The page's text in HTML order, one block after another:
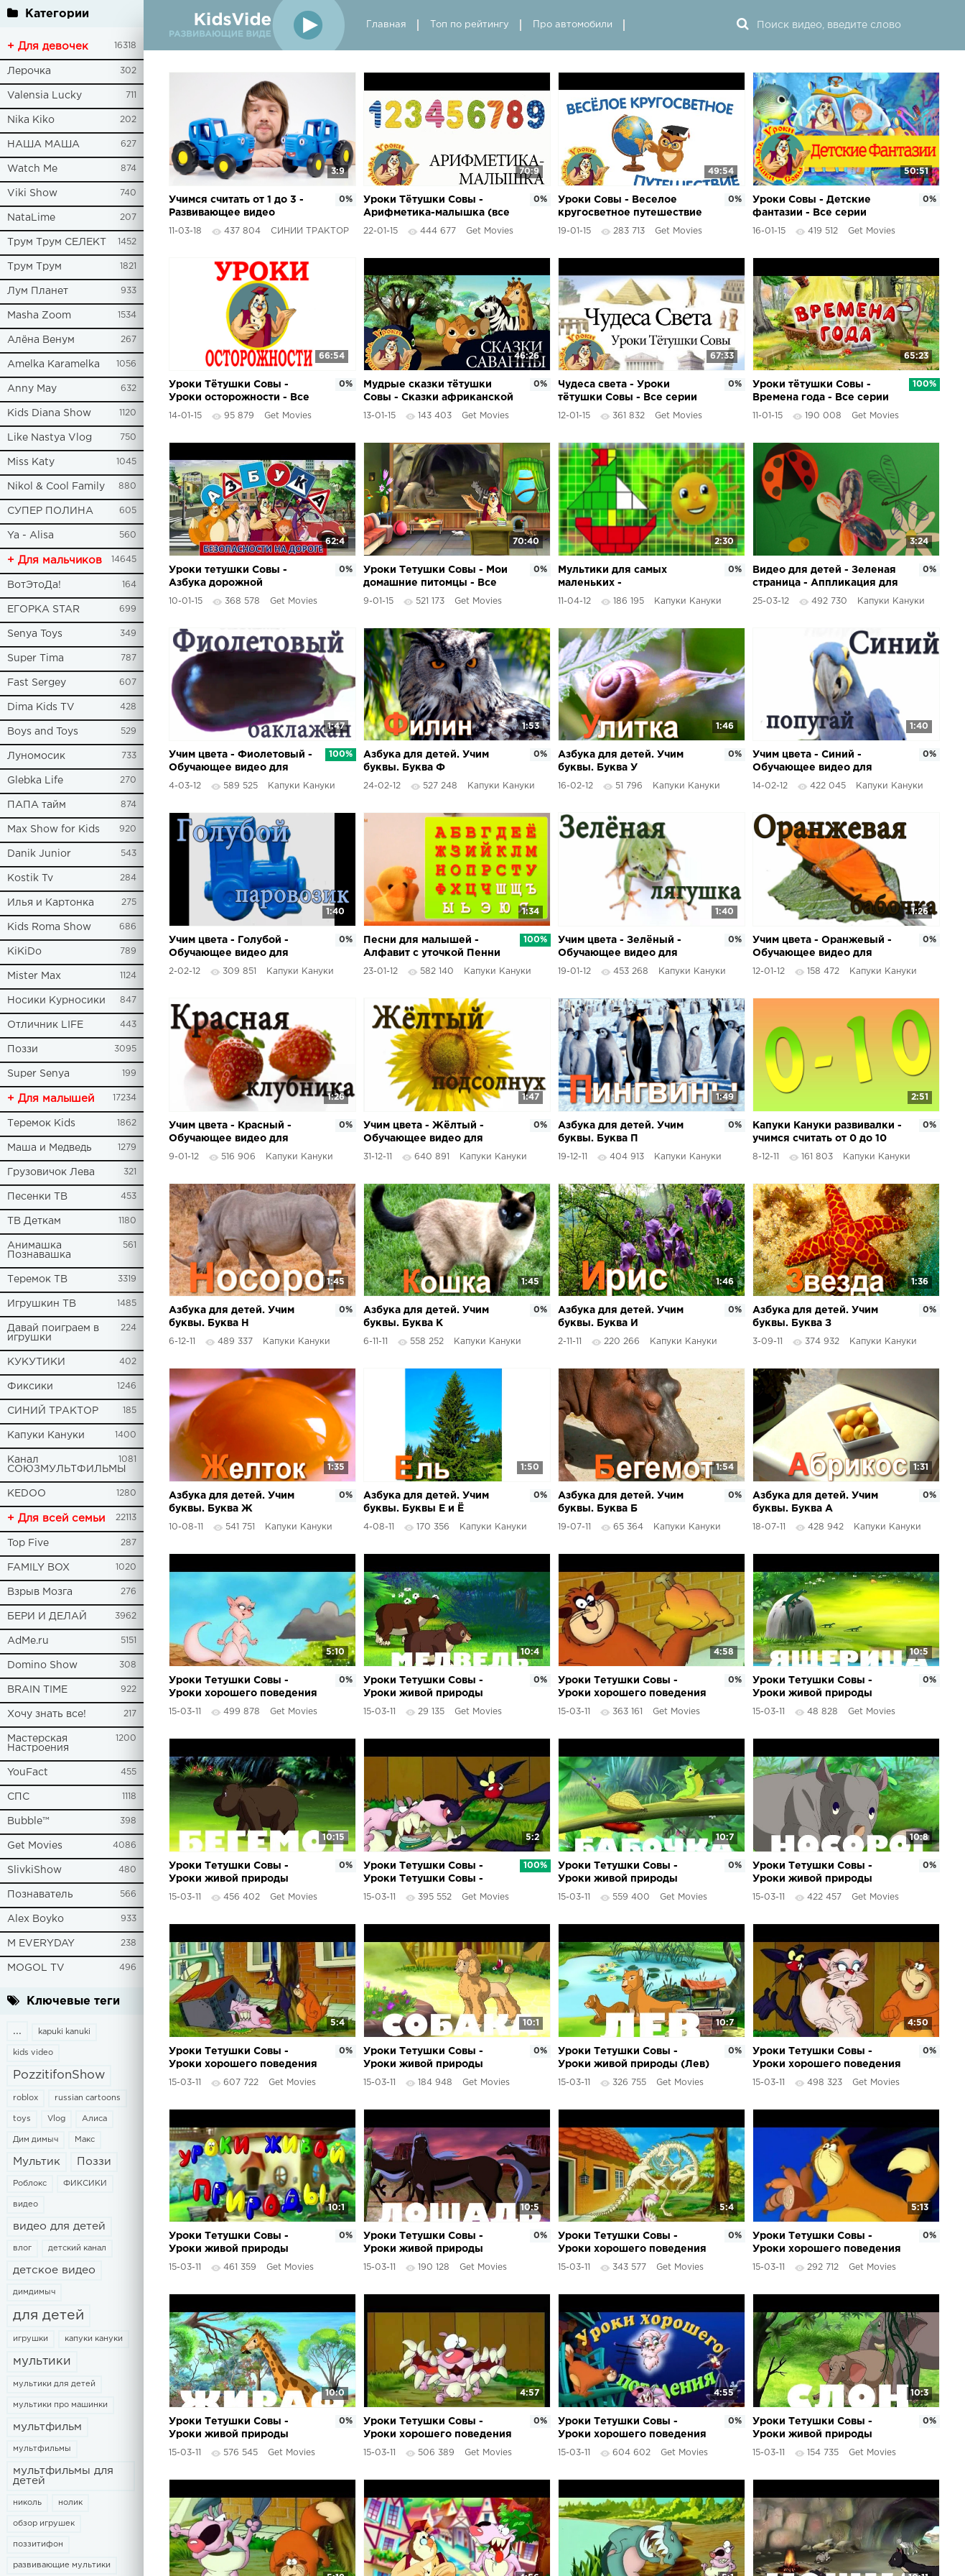
Категории
+ Для девочек 16318
Лерочка 302
Valensia Lucky 711
Nika Kiko 202
НАША МАША 627
Watch Me 874
Viki Show 740
NataLime 207
Трум Трум СЕЛЕКТ 1452
Трум Трум 1821
Лум Планет 933
Masha Zoom 1534
Алёна Венум 267
Amelka Karamelka 1056
Anny May 632
Kids Diana Show 1120
Like Nastya Vlog 750
Miss Katy 1045
Nikol & Cool Family 880
СУПЕР ПОЛИНА 605
Ya - Alisa 560
+ Для мальчиков 14645
ВотЭтоДа! 164
ЕГОРКА STAR 699
Senya Toys 349
Super Tima 787
Fast Sergey 607
Dima Kids TV 428
Boys and Toys 529
Луномосик 733
Glebka Life 270
ПАПА тайм 874
Max Show for Kids 920
Danik Junior 543
Kostik Tv 284
Илья и Картонка 275
Kids Roma Show 686
KiKiDo 789
Mister Max 1124
Носики Курносики 847
Отличник LIFE 443
Поззи 3095
Super Senya 199
+ Для малышей 17234
Теремок Kids 1862
Маша и Медведь 1279
Грузовичок Лева 321
Песенки ТВ 453
ТВ Деткам 1180
Анимашка
Познавашка
561
Теремок ТВ 3319
Игрушкин ТВ 1485
Давай поиграем в
игрушки
224
КУКУТИКИ 402
Фиксики 1246
СИНИЙ ТРАКТОР 185
Капуки Кануки 1400
Канал
СОЮЗМУЛЬТФИЛЬМЫ
1081
KEDOO 1280
+ Для всей семьи 22113
Top Five 287
FAMILY BOX 1020
Взрыв Мозга 276
БЕРИ И ДЕЛАЙ 3962
AdMe.ru 5151
Domino Show 308
BRAIN TIME 922
Хочу знать все! 217
Мастерская
Настроения
1200
YouFact 455
СПС 1118
Bubble™ 398
Get Movies 4086
SlivkiShow 480
Познаватель 566
Alex Boyko 933
M EVERYDAY 238
MOGOL TV 496
Ключевые теги
... kapuki kanuki
kids video
PozzitifonShow
roblox russian cartoons
toys Vlog Алиса
Дим димыч Макс
Мультик Поззи
Роблокс ФИКСИКИ
видео
видео для детей
влог детский канал
детское видео
димдимыч
для детей
игрушки капуки кануки
мультики
мультики для детей
мультики про машинки
мультфильм
мультфильмы
мультфильмы для
детей
николь нолик
обзор игрушек
поззитифон
развивающие мультики
Главная Топ по рейтингу Про автомобили
3:9
Учимся считать от 1 до 3 -
Развивающее видео
поиграйка с Синим
11-03-18 437 804 СИНИЙ ТРАКТОР
0%
70:9
Уроки Тётушки Совы -
Арифметика-малышка (все
серии подряд)
22-01-15 444 677 Get Movies
0%
49:54
Уроки Совы - Веселое
кругосветное путешествие
(География-малышка)
19-01-15 283 713 Get Movies
0%
50:51
Уроки Совы - Детские
фантазии - Все серии
подряд
16-01-15 419 512 Get Movies
0%
66:54
Уроки Тётушки Совы -
Уроки осторожности - Все
серии
14-01-15 95 879 Get Movies
0%
46:26
Мудрые сказки тётушки
Совы - Сказки африканской
Саванны
13-01-15 143 403 Get Movies
0%
67:33
Чудеса света - Уроки
тётушки Совы - Все серии
подряд
12-01-15 361 832 Get Movies
0%
65:23
Уроки тётушки Совы -
Времена года - Все серии
подряд
11-01-15 190 008 Get Movies
100%
62:4
Уроки тетушки Совы -
Азбука дорожной
безопасности - Все серии
10-01-15 368 578 Get Movies
0%
70:40
Уроки Тетушки Совы - Мои
домашние питомцы - Все
серии подряд
9-01-15 521 173 Get Movies
0%
2:30
Мультики для самых
маленьких -
Геометрические фигуры
11-04-12 186 195 Капуки Кануки
0%
3:24
Видео для детей - Зеленая
страница - Аппликация для
детей
25-03-12 492 730 Капуки Кануки
0%
1:47
Учим цвета - Фиолетовый -
Обучающее видео для
детей
4-03-12 589 525 Капуки Кануки
100%
1:53
Азбука для детей. Учим
буквы. Буква Ф
24-02-12 527 248 Капуки Кануки
0%
1:46
Азбука для детей. Учим
буквы. Буква У
16-02-12 51 796 Капуки Кануки
0%
1:40
Учим цвета - Синий -
Обучающее видео для
детей
14-02-12 422 045 Капуки Кануки
0%
1:40
Учим цвета - Голубой -
Обучающее видео для
детей
2-02-12 309 851 Капуки Кануки
0%
1:34
Песни для малышей -
Алфавит с уточкой Пенни
23-01-12 582 140 Капуки Кануки
100%
1:40
Учим цвета - Зелёный -
Обучающее видео для
детей
19-01-12 453 268 Капуки Кануки
0%
1:26
Учим цвета - Оранжевый -
Обучающее видео для
детей
12-01-12 158 472 Капуки Кануки
0%
1:26
Учим цвета - Красный -
Обучающее видео для
детей
9-01-12 516 906 Капуки Кануки
0%
1:47
Учим цвета - Жёлтый -
Обучающее видео для
детей
31-12-11 640 891 Капуки Кануки
0%
1:49
Азбука для детей. Учим
буквы. Буква П
19-12-11 404 913 Капуки Кануки
0%
2:51
Капуки Кануки развивалки -
учимся считать от 0 до 10
8-12-11 161 803 Капуки Кануки
0%
1:45
Азбука для детей. Учим
буквы. Буква Н
6-12-11 489 337 Капуки Кануки
0%
1:45
Азбука для детей. Учим
буквы. Буква К
6-11-11 558 252 Капуки Кануки
0%
1:46
Азбука для детей. Учим
буквы. Буква И
2-11-11 220 266 Капуки Кануки
0%
1:36
Азбука для детей. Учим
буквы. Буква З
3-09-11 374 932 Капуки Кануки
0%
1:35
Азбука для детей. Учим
буквы. Буква Ж
10-08-11 541 751 Капуки Кануки
0%
1:50
Азбука для детей. Учим
буквы. Буквы Е и Ё
4-08-11 170 356 Капуки Кануки
0%
1:54
Азбука для детей. Учим
буквы. Буква Б
19-07-11 65 364 Капуки Кануки
0%
1:31
Азбука для детей. Учим
буквы. Буква А
18-07-11 428 942 Капуки Кануки
0%
5:10
Уроки Тетушки Совы -
Уроки хорошего поведения
(9 серия)
15-03-11 499 878 Get Movies
0%
10:4
Уроки Тетушки Совы -
Уроки живой природы
(Медведь)
15-03-11 29 135 Get Movies
0%
4:58
Уроки Тетушки Совы -
Уроки хорошего поведения
(16 серия)
15-03-11 363 161 Get Movies
0%
10:5
Уроки Тетушки Совы -
Уроки живой природы
(Ящерица)
15-03-11 48 828 Get Movies
0%
10:15
Уроки Тетушки Совы -
Уроки живой природы
(Бегемот)
15-03-11 456 402 Get Movies
0%
5:2
Уроки Тетушки Совы -
Уроки Тетушки Совы -
Уроки хорошего поведения
15-03-11 395 552 Get Movies
100%
10:7
Уроки Тетушки Совы -
Уроки живой природы
(Бабочка)
15-03-11 559 400 Get Movies
0%
10:8
Уроки Тетушки Совы -
Уроки живой природы
(Носорог)
15-03-11 422 457 Get Movies
0%
5:4
Уроки Тетушки Совы -
Уроки хорошего поведения
(2 серия)
15-03-11 607 722 Get Movies
0%
10:1
Уроки Тетушки Совы -
Уроки живой природы
(Собака)
15-03-11 184 948 Get Movies
0%
10:7
Уроки Тетушки Совы -
Уроки живой природы (Лев)
15-03-11 326 755 Get Movies
0%
4:50
Уроки Тетушки Совы -
Уроки хорошего поведения
(10 серия)
15-03-11 498 323 Get Movies
0%
10:1
Уроки Тетушки Совы -
Уроки живой природы
(Знакомство)
15-03-11 461 359 Get Movies
0%
10:5
Уроки Тетушки Совы -
Уроки живой природы
(Лошадь)
15-03-11 190 128 Get Movies
0%
5:4
Уроки Тетушки Совы -
Уроки хорошего поведения
(11 серия)
15-03-11 343 577 Get Movies
0%
5:13
Уроки Тетушки Совы -
Уроки хорошего поведения
(14 серия)
15-03-11 292 712 Get Movies
0%
10:0
Уроки Тетушки Совы -
Уроки живой природы
(Жираф)
15-03-11 576 545 Get Movies
0%
4:57
Уроки Тетушки Совы -
Уроки хорошего поведения
(7 серия)
15-03-11 506 389 Get Movies
0%
4:55
Уроки Тетушки Совы -
Уроки хорошего поведения
(1 серия)
15-03-11 604 602 Get Movies
0%
10:3
Уроки Тетушки Совы -
Уроки живой природы
(Слон)
15-03-11 154 735 Get Movies
0%